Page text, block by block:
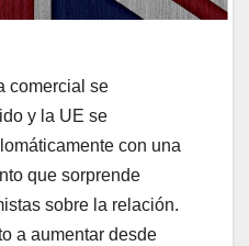
comercial se
y la UE se
con una
que sorprende
sobre la relación.
a aumentar desde